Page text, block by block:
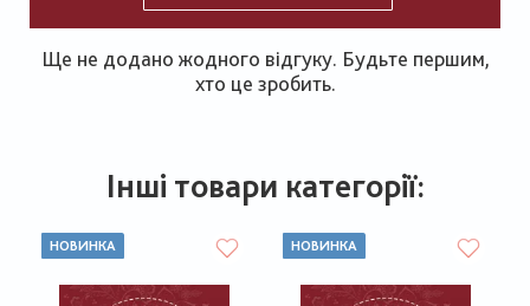
Ще не додано жодного відгуку. Будьте першим,
хто це зробить.
Інші товари категорії:
НОВИНКА НОВИНКА